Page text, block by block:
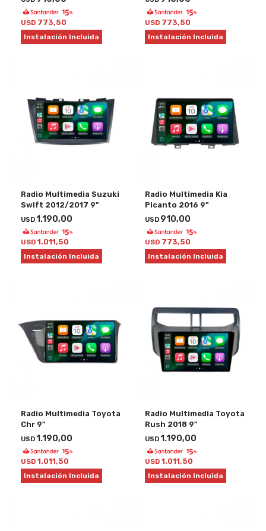
USD 773,50
Instalación Incluida
USD 773,50
Instalación Incluida
Radio Multimedia Suzuki
Swift 2012/2017 9"
USD1.190,00
USD 1.011,50
Instalación Incluida
Radio Multimedia Kia
Picanto 2016 9"
USD 910,00
USD 773,50
Instalación Incluida
Radio Multimedia Toyota
Chr 9"
USD1.190,00
USD 1.011,50
Instalación Incluida
Radio Multimedia Toyota
Rush 2018 9"
USD1.190,00
USD 1.011,50
Instalación Incluida